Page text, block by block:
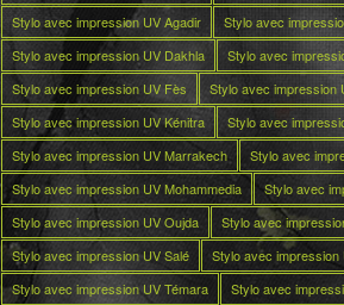
Stylo avec impression UV Agadir
Stylo avec
Stylo avec impression UV Dakhla
Stylo avec
Stylo avec impression UV Fès
Stylo avec impression
Stylo avec impression UV Kénitra
Stylo avec
Stylo avec impression UV Marrakech
Stylo avec
Stylo avec impression UV Mohammedia
Stylo avec
Stylo avec impression UV Oujda
Stylo avec
Stylo avec impression UV Salé
Stylo avec impression
Stylo avec impression UV Témara
Stylo avec